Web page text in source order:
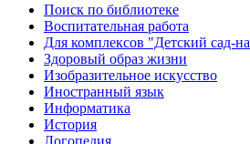
Поиск по библиотеке
Воспитательная работа
Для комплексов "Детский сад-
Здоровый образ жизни
Изобразительное искусство
Иностранный язык
Информатика
История
Логопедия